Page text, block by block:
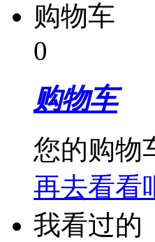
购物车
0
购物车
您的购物
再去看看
我看过的